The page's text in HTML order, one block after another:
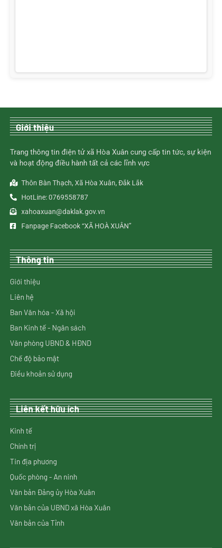
Giới thiệu
Trang thông tin điện tử xã Hòa Xuân cung cấp tin tức, sự kiện
và hoạt động điều hành tất cả các lĩnh vực
Thôn Bàn Thạch, Xã Hòa Xuân, Đắk Lắk
HotLine: 0769558787
xahoaxuan@daklak.gov.vn
Fanpage Facebook “XÃ HOÀ XUÂN”
Thông tin
Giới thiệu
Liên hệ
Ban Văn hóa - Xã hội
Ban Kinh tế - Ngân sách
Văn phòng UBND & HĐND
Chế độ bảo mật
Điều khoản sử dụng
Liên kết hữu ích
Kinh tế
Chính trị
Tin địa phương
Quốc phòng - An ninh
Văn bản Đảng ủy Hòa Xuân
Văn bản của UBND xã Hòa Xuân
Văn bản của Tỉnh